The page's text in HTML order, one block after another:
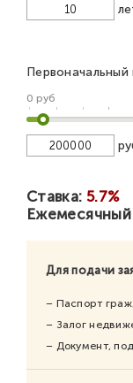
Первоначальный
0 руб
Ставка: 5.7%
Для подачи
– Паспорт
– Залог
– Документ,